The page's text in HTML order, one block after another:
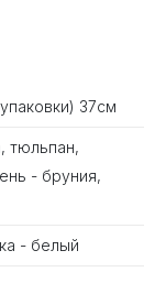
37см
тюльпан,
- бруния,
- белый